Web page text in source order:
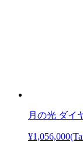
月の光 ダイ
¥1,056,000